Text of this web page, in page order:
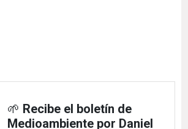
🌱 Recibe el boletín de
Medioambiente por Daniel